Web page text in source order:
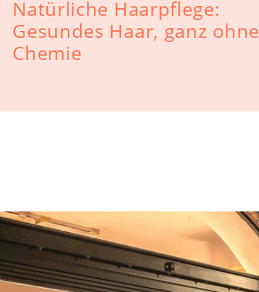
Natürliche Haarpflege:
Gesundes Haar, ganz ohne
Chemie